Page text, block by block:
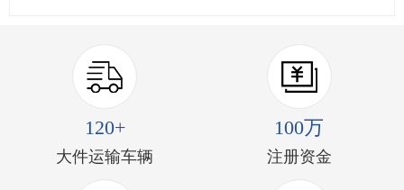
120+
大件运输车辆
100万
注册资金